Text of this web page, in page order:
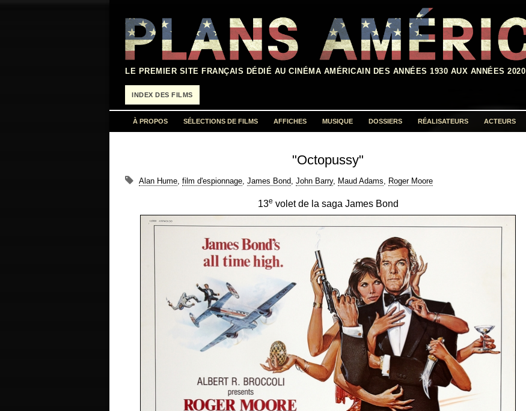
contenu
LE PREMIER SITE FRANÇAIS DÉDIÉ AU CINÉMA AMÉRICAIN DES ANNÉES 1930 AUX ANNÉES 2020
INDEX DES FILMS
À PROPOS SÉLECTIONS DE FILMS AFFICHES MUSIQUE DOSSIERS RÉALISATEURS ACTEURS
"Octopussy"
Alan Hume, film d'espionnage, James Bond, John Barry, Maud Adams, Roger Moore
13e volet de la saga James Bond